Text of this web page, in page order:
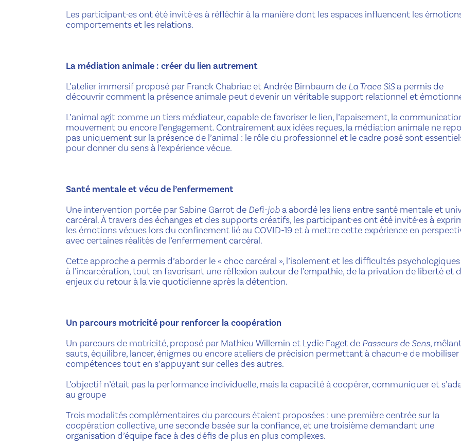
Les participant·es ont été invité·es à réfléchir à la manière dont les espaces influencent les
comportements et les relations.
La médiation animale : créer du lien autrement
L’atelier immersif proposé par Franck Chabriac et Andrée Birnbaum de La Trace SiSa permis de
découvrir comment la présence animale peut devenir un véritable support relationnel et
L’animal agit comme un tiers médiateur, capable de favoriser le lien, l’apaisement, la
mouvement ou encore l’engagement. Contrairement aux idées reçues, la médiation animale ne
pas uniquement sur la présence de l’animal : le rôle du professionnel et le cadre posé sont
pour donner du sens à l’expérience vécue.
Santé mentale et vécu de l’enfermement
Une intervention portée par Sabine Garrot de Defi-job a abordé les liens entre santé mentale et
carcéral. À travers des échanges et des supports créatifs, les participant·es ont été invité·es à
les émotions vécues lors du confinement lié au COVID-19 et à mettre cette expérience en
avec certaines réalités de l’enfermement carcéral.
Cette approche a permis d’aborder le « choc carcéral », l’isolement et les difficultés
à l’incarcération, tout en favorisant une réflexion autour de l’empathie, de la privation de liberté et
enjeux du retour à la vie quotidienne après la détention.
Un parcours motricité pour renforcer la coopération
Un parcours de motricité, proposé par Mathieu Willemin et Lydie Faget de Passeurs de Sens,
sauts, équilibre, lancer, énigmes ou encore ateliers de précision permettant à chacun·e de mobiliser
compétences tout en s’appuyant sur celles des autres.
L’objectif n’était pas la performance individuelle, mais la capacité à coopérer, communiquer et
au groupe
Trois modalités complémentaires du parcours étaient proposées : une première centrée sur la
coopération collective, une seconde basée sur la confiance, et une troisième demandant une
organisation d’équipe face à des défis de plus en plus complexes.